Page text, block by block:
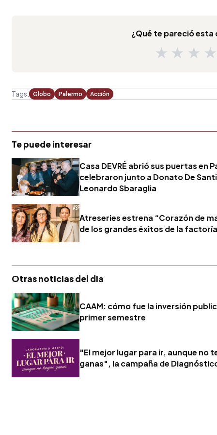
¿Qué te pareció esta
★ ★ ★ ★
Tags: Globo Palermo Acción
Te puede interesar
Casa DEVRÉ abrió sus puertas en
celebraron junto a Donato De
Leonardo Sbaraglia
Atreseries estrena “Corazón de
de los grandes éxitos de la
Otras noticias del dia
CAAM: cómo fue la inversión
primer semestre
"El mejor lugar para ir, aunque no
ganas", la campaña de